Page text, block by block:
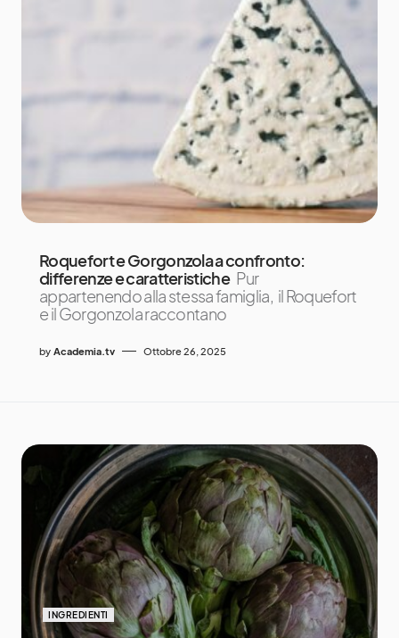
Roquefort e Gorgonzola a confronto:
differenze e caratteristiche Pur
appartenendo alla stessa famiglia, il Roquefort
e il Gorgonzola raccontano
by Academia.tv Ottobre 26, 2025
INGREDIENTI